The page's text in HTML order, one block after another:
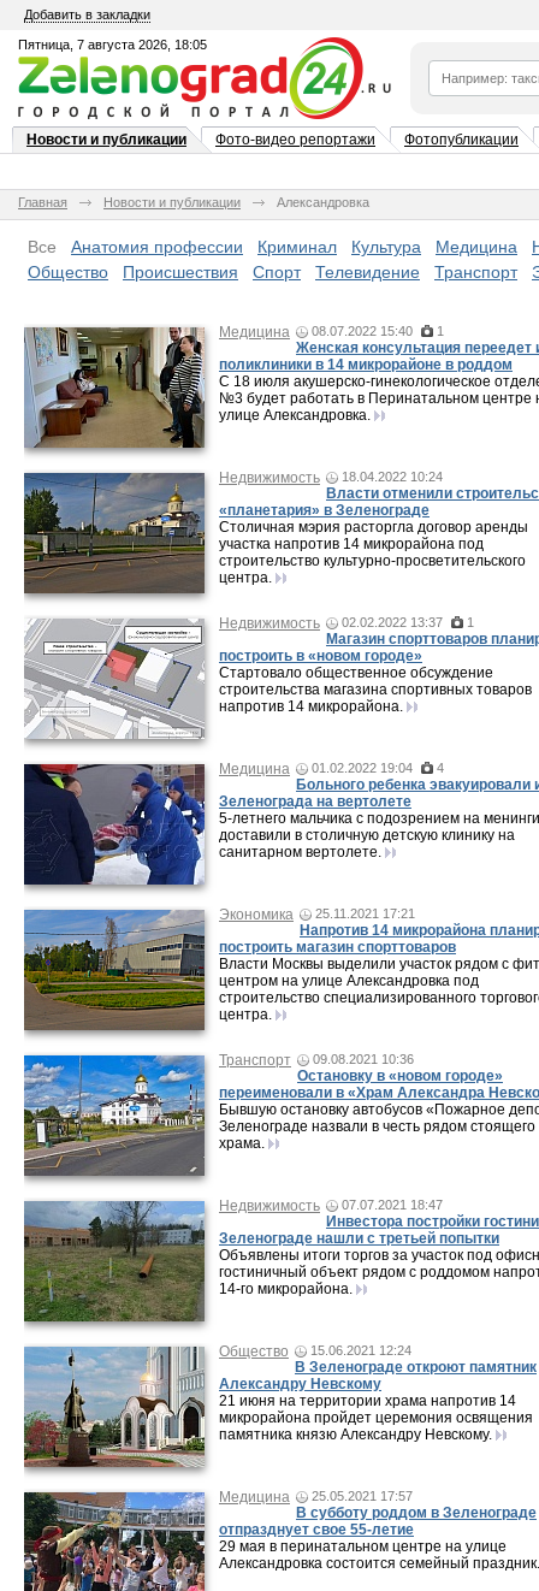
Добавить в закладки
Пятница, 7 августа 2026, 18:05
Новости и публикации Фото-видео репортажи Фотопубликации
Главная Новости и публикации Александровка
Все Анатомия профессии Криминал Культура Медицина
Общество
Происшествия Спорт Телевидение Транспорт
Медицина 08.07.2022 15:40 1
Женская консультация переедет
поликлиники в 14 микрорайоне в роддом
С 18 июля акушерско-гинекологическое
№3 будет работать в Перинатальном центре
улице Александровка.
Недвижимость 18.04.2022 10:24
Власти отменили
«планетария» в Зеленограде
Столичная мэрия расторгла договор аренды
участка напротив 14 микрорайона под
строительство культурно-просветительского
центра.
Недвижимость 02.02.2022 13:37 1
Магазин спорттоваров
построить в «новом городе»
Стартовало общественное обсуждение
строительства магазина спортивных товаров
напротив 14 микрорайона.
Медицина 01.02.2022 19:04 4
Больного ребенка эвакуировали
Зеленограда на вертолете
5-летнего мальчика с подозрением на
доставили в столичную детскую клинику на
санитарном вертолете.
Экономика 25.11.2021 17:21
Напротив 14 микрорайона
построить магазин спорттоваров
Власти Москвы выделили участок рядом с
центром на улице Александровка под
строительство специализированного
центра.
Транспорт 09.08.2021 10:36
Остановку в «новом городе»
переименовали в «Храм Александра
Бывшую остановку автобусов «Пожарное
Зеленограде назвали в честь рядом стоящего
храма.
Недвижимость 07.07.2021 18:47
Инвестора постройки
Зеленограде нашли с третьей попытки
Объявлены итоги торгов за участок под
гостиничный объект рядом с роддомом
14-го микрорайона.
Общество 15.06.2021 12:24
В Зеленограде откроют памятник
Александру Невскому
21 июня на территории храма напротив 14
микрорайона пройдет церемония освящения
памятника князю Александру Невскому.
Медицина 25.05.2021 17:57
В субботу роддом в Зеленограде
отпразднует свое 55-летие
29 мая в перинатальном центре на улице
Александровка состоится семейный праздник.